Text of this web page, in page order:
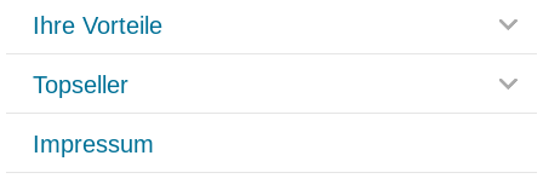
Häufig gestellte Fragen
Datenschutz
AGB
Rücksendemöglichkeit
Paketlieferstatus
Versandkosten
Ihre Vorteile
Rezeptlieferung
Bonusprogramm
Gutschein und Rabatte
Kundenbewertung
Topseller
Grippostad
Bepanthen
Impressum